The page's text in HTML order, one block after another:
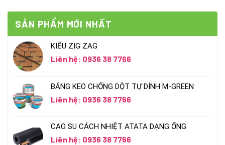
SẢN PHẨM MỚI NHẤT
KIỂU ZIG ZAG
Liên hệ: 0936 38 7766
BĂNG KEO CHỐNG DỘT TỰ DÍNH M-GREEN
Liên hệ: 0936 38 7766
CAO SU CÁCH NHIỆT ATATA DẠNG ỐNG
Liên hệ: 0936 38 7766